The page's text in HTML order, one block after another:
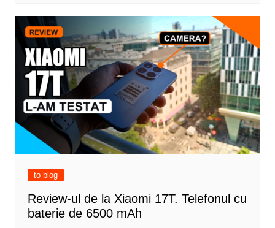
to blog
Review-ul de la Xiaomi 17T. Telefonul cu
baterie de 6500 mAh